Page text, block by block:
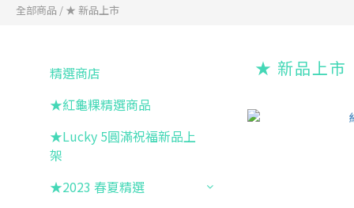
全部商品 / ★ 新品上市
精選商店
★紅龜粿精選商品
★Lucky 5圓滿祝福新品上
架
★2023 春夏精選
★ 新品上市